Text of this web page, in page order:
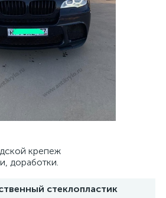
крепеж
доработки.
стеклопластик